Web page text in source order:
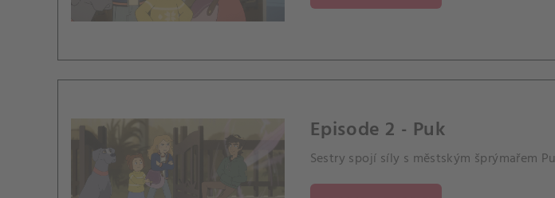
Episode 2 - Puk
Sestry spojí síly s městským šprýmařem